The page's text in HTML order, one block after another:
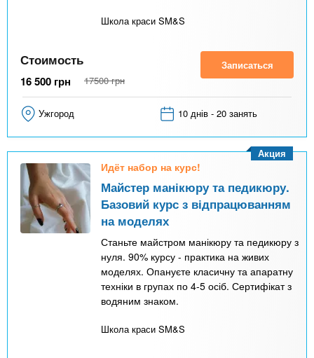
Школа краси SM&S
Стоимость
16 500 грн 17500 грн
Записаться
Ужгород 10 днів - 20 занять
Идёт набор на курс!
Майстер манікюру та педикюру.
Базовий курс з відпрацюванням
на моделях
Станьте майстром манікюру та педикюру з
нуля. 90% курсу - практика на живих
моделях. Опануєте класичну та апаратну
техніки в групах по 4-5 осіб. Сертифікат з
водяним знаком.
Школа краси SM&S
Акция